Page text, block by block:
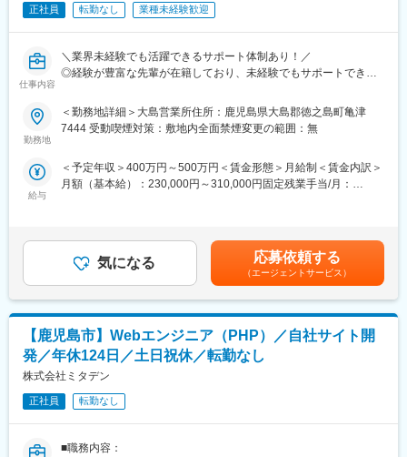
せん。
◎先輩社員が丁寧にサポート！
先輩社員のOJTや営業同行を通じて、営業業務の一連の流れやノ
◎提案する商材知識もご入社後にキャッチアップ可能！
商品ラインナップや価格については、カタログ（WEB／媒体）を
◎勉強会の実施！
仕入先であるメーカーの勉強会等も定期的に開催しております
■募集背景：
将来を見越した増員募集となります。次世代を担う社員を新たに
お迎えしたいと考えております。
現在は営業所所長（50代）と事務員（40代）の2名体制です。
全国に営業所を構え、多数の地場有力建設会社との取引がありま
です。
正社員 転勤なし 業種未経験歓迎
仕事内容
＼業界未経験でも活躍できるサポート体制あり！／
◎経験が豊富な先輩が在籍しており、未経験でもサポートできる
す！
■業務内容：
■具体的には：
＜提案先＞
地元で知名度の高い建設会社が中心
＜新規：既存の割合＞
将来的に余力があれば新規開拓等もお任せする可能性もございま
すが、現段階では既にお取引のある既存顧客をご担当頂く予定
＜担当社数＞
ます。
勤務地
＜勤務地詳細＞大島営業所住所：鹿児島県大島郡徳之島町亀津
7444 受動喫煙対策：敷地内全面禁煙変更の範囲：無
給与
＜予定年収＞400万円～500万円＜賃金形態＞月給制＜賃金内訳＞
月額（基本給）：230,000円～310,000円固定残業手当/月：
齢、経験、前職給与を考慮し決定致します。■昇給：有■賞与：年
２回＋決算賞与1回（前年度実績：3回/計3.50ヶ月分）■固定残業
代：20,000円分(20時間分)（超過分は全額支給）※20,000円に満
たない場合は、差額を営業手当として支給賃金はあくまでも目安
の金額であり、選考を通じて上下する可能性があります。月給(月
額)は固定手当を含めた表記です。
気になる 応募依頼する
（エージェントサービス）
【鹿児島市】Webエンジニア（PHP）／自社サイト開
発／年休124日／土日祝休／転勤なし
株式会社ミタデン
正社員 転勤なし
■職務内容：